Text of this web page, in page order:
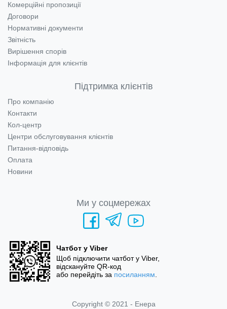
Комерційні пропозиції
Договори
Нормативні документи
Звітність
Вирішення спорів
Інформація для клієнтів
Підтримка клієнтів
Про компанію
Контакти
Кол-центр
Центри обслуговування клієнтів
Питання-відповідь
Оплата
Новини
Ми у соцмережах
Чатбот у Viber
Щоб підключити чатбот у Viber,
відскануйте QR-код
або перейдіть за посиланням
Copyright © 2021 - Енера